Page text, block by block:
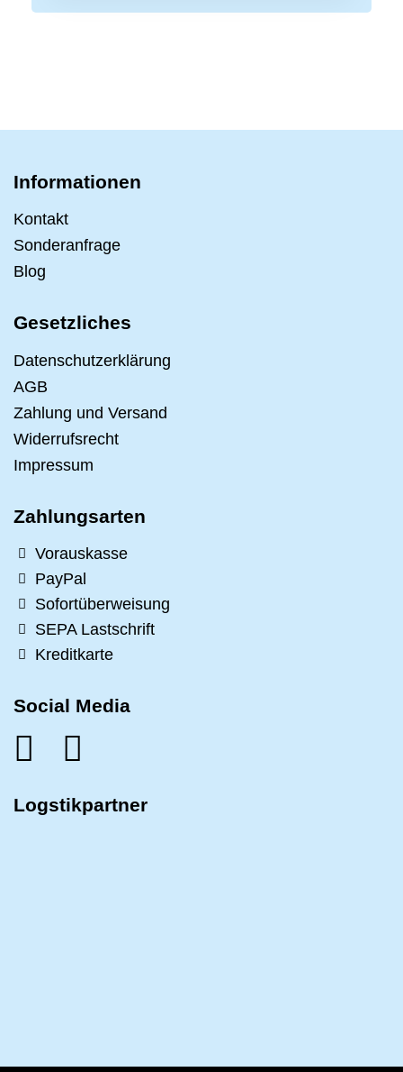
Informationen
Kontakt
Sonderanfrage
Blog
Gesetzliches
Datenschutzerklärung
AGB
Zahlung und Versand
Widerrufsrecht
Impressum
Zahlungsarten
Vorauskasse
PayPal
Sofortüberweisung
SEPA Lastschrift
Kreditkarte
Social Media
Logstikpartner